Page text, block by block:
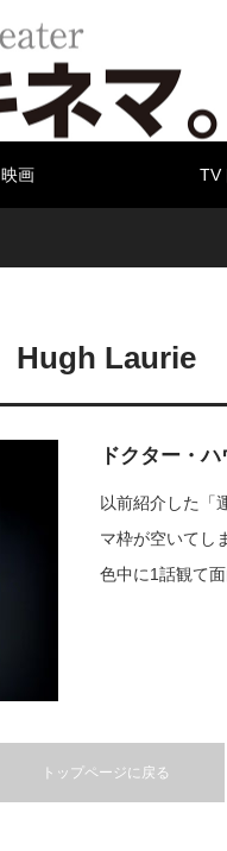
映画 TV
Hugh Laurie
ドクター・
以前紹介した「
マ枠が空いてし
色中に1話観て
トップページに戻る